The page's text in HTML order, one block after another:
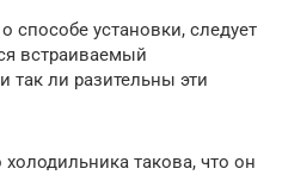
способе установки, следует
встраиваемый
так ли разительны эти
такова, что он